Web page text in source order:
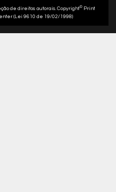
de direitos autorais. Copyright© Print
(Lei 9610 de 19/02/1998)